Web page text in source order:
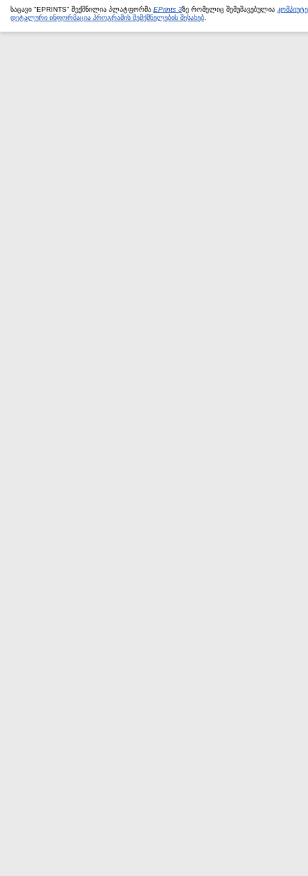
საცავი "EPRINTS" შექმნილია პლატფორმა EPrints 3ზე რომელიც შემუშავებულია
დეტალური ინფორმაცია პროგრამის შემქმნელების შესახებ